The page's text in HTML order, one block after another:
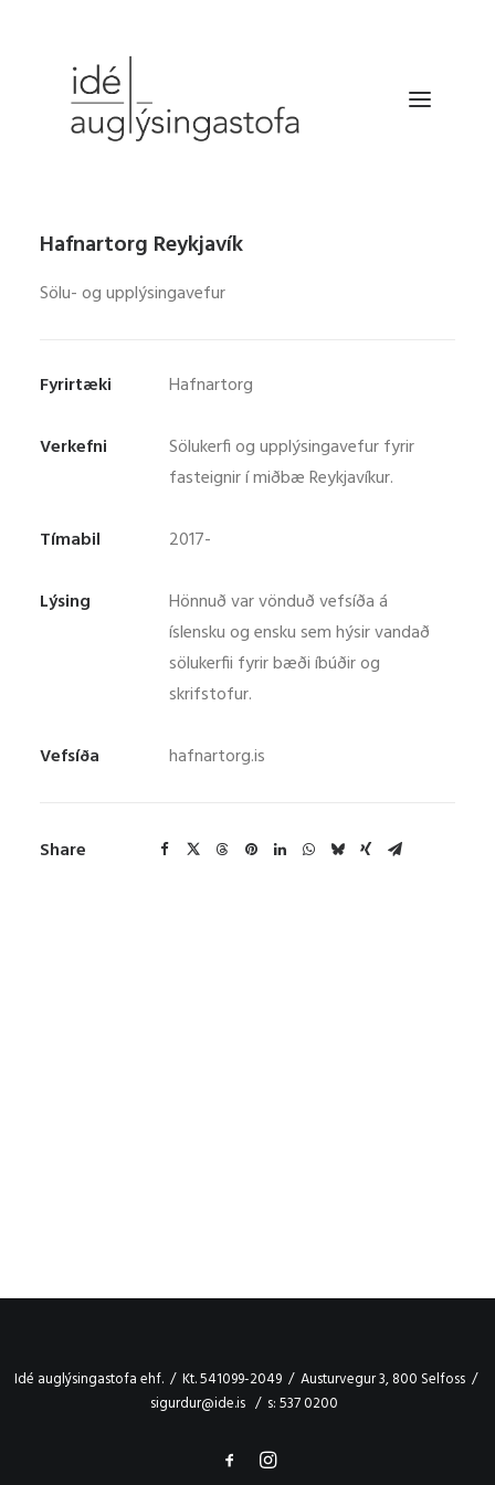
VERKEFNIN
FYRIRTÆKIÐ
Hafnartorg Reykjavík
Sölu- og upplýsingavefur
Fyrirtæki Hafnartorg
Verkefni
Sölukerfi og upplýsingavefur fyrir
fasteignir í miðbæ Reykjavíkur.
Tímabil 2017-
Lýsing
Hönnuð var vönduð vefsíða á
íslensku og ensku sem hýsir vandað
sölukerfii fyrir bæði íbúðir og
skrifstofur.
Vefsíða hafnartorg.is
Share
Idé auglýsingastofa ehf. / Kt. 541099-2049 / Austurvegur 3, 800 Selfoss /
sigurdur@ide.is / s: 537 0200